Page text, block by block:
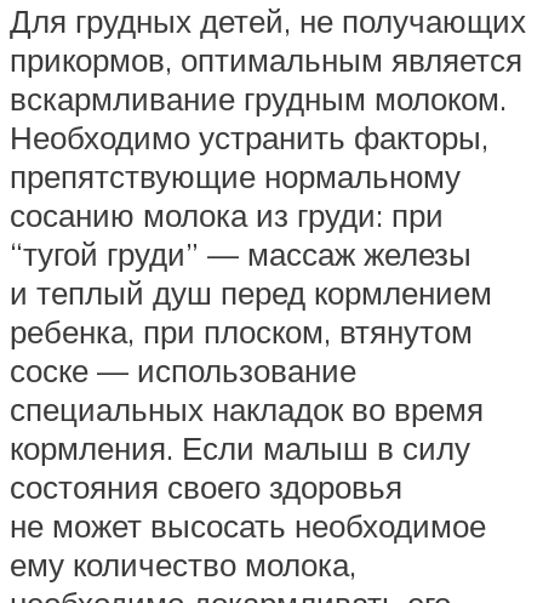
Для грудных детей, не получающих
прикормов, оптимальным является
вскармливание грудным молоком.
Необходимо устранить факторы,
препятствующие нормальному
сосанию молока из груди: при
“тугой груди” — массаж железы
и теплый душ перед кормлением
ребенка, при плоском, втянутом
соске — использование
специальных накладок во время
кормления. Если малыш в силу
состояния своего здоровья
не может высосать необходимое
ему количество молока,